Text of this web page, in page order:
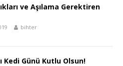
ve Aşılama Gerektiren
bihter
Kedi Günü Kutlu Olsun!